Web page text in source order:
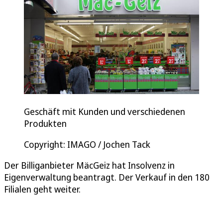
Geschäft mit Kunden und verschiedenen
Produkten
Copyright: IMAGO / Jochen Tack
Der Billiganbieter MäcGeiz hat Insolvenz in
Eigenverwaltung beantragt. Der Verkauf in den 180
Filialen geht weiter.